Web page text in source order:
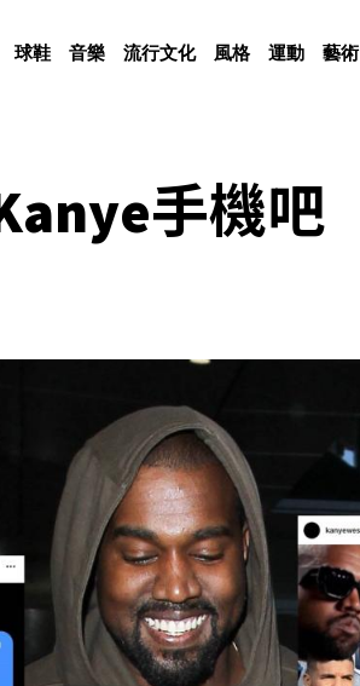
球鞋 音樂 流行文化 風格 運動 藝術
手機吧